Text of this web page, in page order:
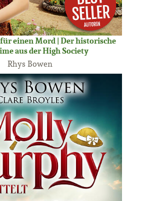
einen Mord | Der historische
aus der High Society
Rhys Bowen